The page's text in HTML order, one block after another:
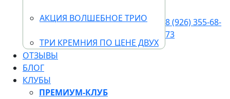
АКЦИЯ ВОЛШЕБНОЕ ТРИО
ТРИ КРЕМНИЯ ПО ЦЕНЕ ДВУХ
ОТЗЫВЫ
БЛОГ
КЛУБЫ
ПРЕМИУМ-КЛУБ
8 (926) 355-68-
73